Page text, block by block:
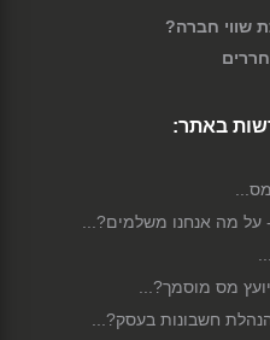
שווי חברה?
באתר:
מה אנחנו משלמים?...
מס מוסמך?...
חשבונות בעסק?...